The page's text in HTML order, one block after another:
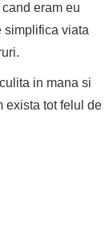
eram eu
simplifica viata
in mana si
exista tot felul de